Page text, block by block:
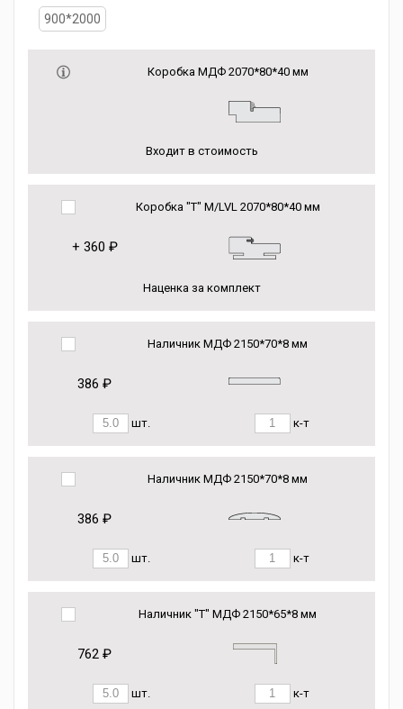
900*2000
Коробка МДФ 2070*80*40 мм
Входит в стоимость
Коробка "Т" M/LVL 2070*80*40 мм
+ 360 ₽
Наценка за комплект
Наличник МДФ 2150*70*8 мм
386 ₽
шт. к-т
Наличник МДФ 2150*70*8 мм
386 ₽
шт. к-т
Наличник "Т" МДФ 2150*65*8 мм
762 ₽
шт. к-т